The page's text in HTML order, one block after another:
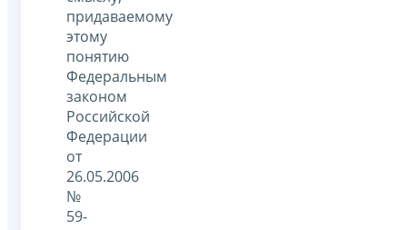
придаваемому
этому
понятию
Федеральным
законом
Российской
Федерации
от
26.05.2006
№
59-